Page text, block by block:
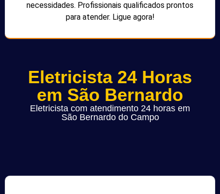
necessidades. Profissionais qualificados prontos
para atender. Ligue agora!
Eletricista 24 Horas
em São Bernardo
Eletricista com atendimento 24 horas em
São Bernardo do Campo